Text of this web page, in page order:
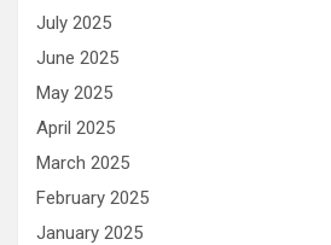
July 2025
June 2025
May 2025
April 2025
March 2025
February 2025
January 2025